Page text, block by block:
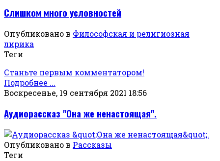
Слишком много условностей
Опубликовано в Философская и религиозная
лирика
Теги
Станьте первым комментатором!
Подробнее ...
Воскресенье, 19 сентября 2021 18:56
Аудиорассказ "Она же ненастоящая".
Опубликовано в Рассказы
Теги